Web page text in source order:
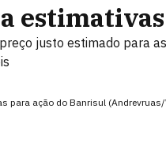
justo estimado para
para ação do Banrisul